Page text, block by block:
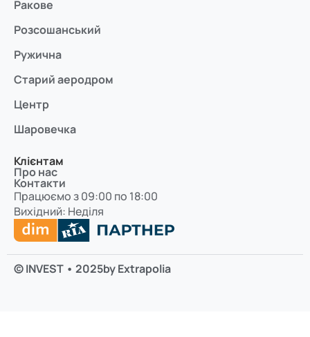
Ракове
Розсошанський
Ружична
Старий аеродром
Центр
Шаровечка
Клієнтам
Про нас
Контакти
Працюємо з 09:00 по 18:00
Вихідний: Неділя
© INVEST • 2025by Extrapolia